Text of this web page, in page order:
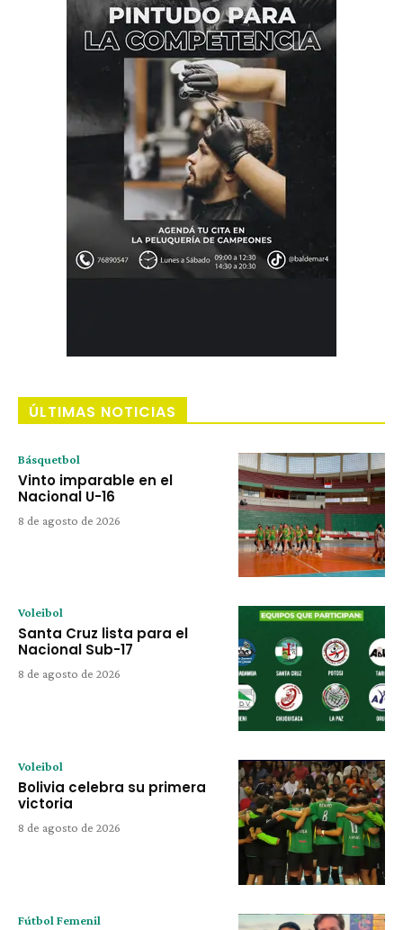
ÚLTIMAS NOTICIAS
Básquetbol
Vinto imparable en el
Nacional U-16
8 de agosto de 2026
Voleibol
Santa Cruz lista para el
Nacional Sub-17
8 de agosto de 2026
Voleibol
Bolivia celebra su primera
victoria
8 de agosto de 2026
Fútbol Femenil